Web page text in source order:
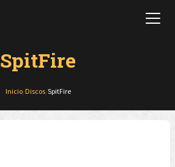
SpitFire
Inicio/ Discos/ SpitFire